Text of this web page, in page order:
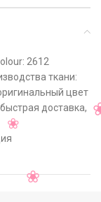
2612
ткани:
цвет
доставка,